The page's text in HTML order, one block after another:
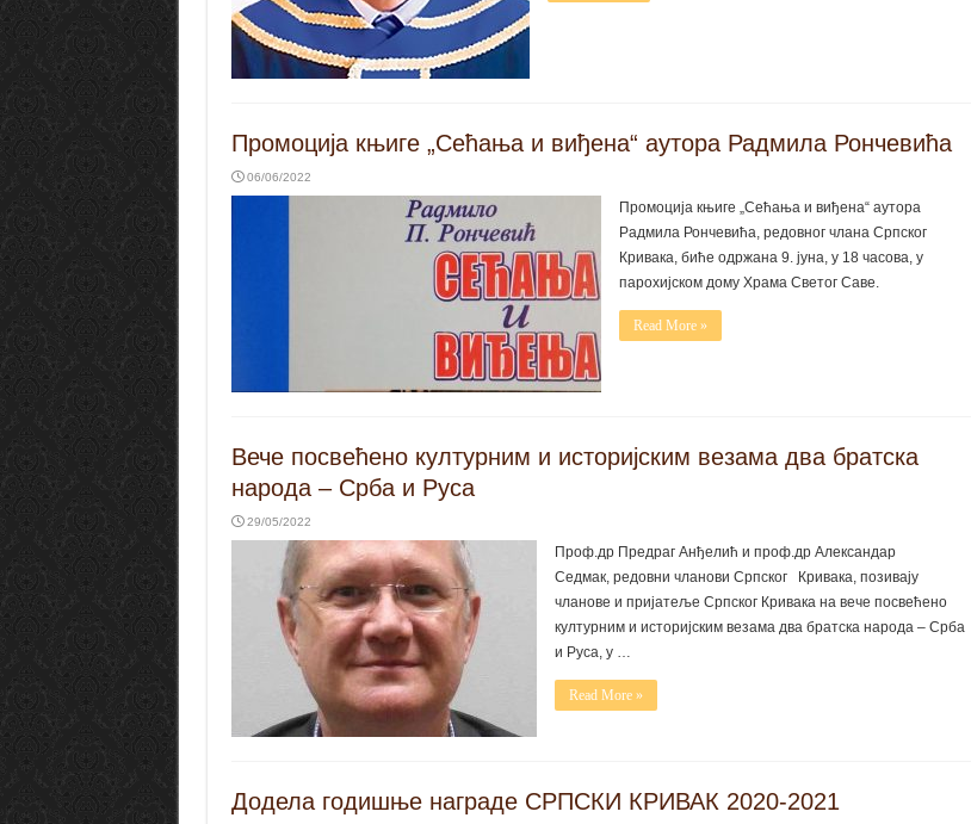
Промоција књиге „Сећања и виђена“ аутора Радмила Рончевића
06/06/2022
Промоција књиге „Сећања и виђена“ аутора
Радмила Рончевића, редовног члана Српског
Кривака, биће одржана 9. јуна, у 18 часова, у
парохијском дому Храма Светог Саве.
Read More »
Вече посвећено културним и историјским везама два братска
народа – Срба и Руса
29/05/2022
Проф.др Предраг Анђелић и проф.др Александар
Седмак, редовни чланови Српског Кривака, позивају
чланове и пријатеље Српског Кривака на вече посвећено
културним и историјским везама два братска народа – Срба
и Руса, у …
Read More »
Додела годишње награде СРПСКИ КРИВАК 2020-2021